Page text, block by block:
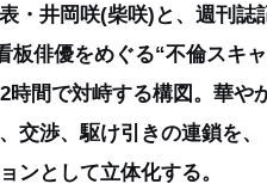
・井岡咲(柴咲)と、週刊誌
板俳優をめぐる“不倫スキャ
時間で対峙する構図。華や
交渉、駆け引きの連鎖を、
ンとして立体化する。